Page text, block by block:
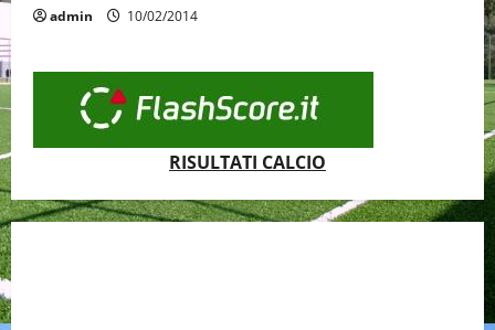
admin 10/02/2014
RISULTATI CALCIO